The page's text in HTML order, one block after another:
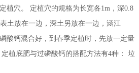
植穴。 定植穴的规格为长宽各1m，深0.8
土放在一边，深土另放在一边，涵江
酸钙混合好，到春季定植时，先放一定量
植底肥与过磷酸钙的搭配方法有4种： 垃